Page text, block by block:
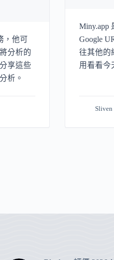
，他可
分析的
享這些
析。
Miny.app
Google
往其他的
用看看今
Sliven